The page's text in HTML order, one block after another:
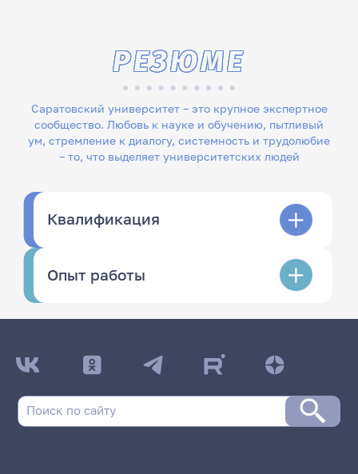
Саратовский университет – это крупное экспертное
сообщество. Любовь к науке и обучению, пытливый
ум, стремление к диалогу, системность и трудолюбие
– то, что выделяет университетских людей
РЕЗЮМЕ
Квалификация
Опыт работы